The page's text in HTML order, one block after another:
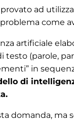
ad
come
artificiale
testo (parole,
in
di
domanda,